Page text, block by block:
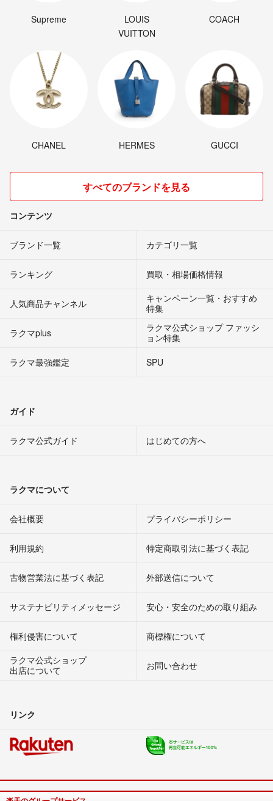
Supreme
LOUIS
VUITTON
COACH
CHANEL HERMES GUCCI
すべてのブランドを見る
コンテンツ
ブランド一覧 カテゴリ一覧
ランキング 買取・相場価格情報
人気商品チャンネル
キャンペーン一覧・おすすめ
特集
ラクマplus
ラクマ公式ショップ ファッシ
ョン特集
ラクマ最強鑑定
SPU
ガイド
ラクマ公式ガイド はじめての方へ
ラクマについて
会社概要 プライバシーポリシー
利用規約 特定商取引法に基づく表記
古物営業法に基づく表記 外部送信について
サステナビリティメッセージ 安心・安全のための取り組み
権利侵害について
商標権について
ラクマ公式ショップ
出店について
お問い合わせ
リンク